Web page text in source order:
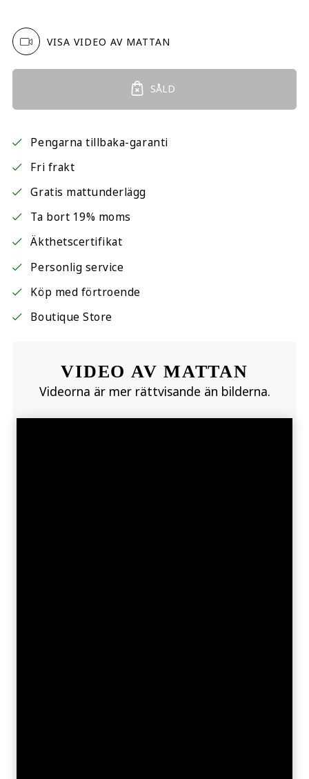
VISA VIDEO AV MATTAN
SÅLD
Pengarna tillbaka-garanti
Fri frakt
Gratis mattunderlägg
Ta bort 19% moms
Äkthetscertifikat
Personlig service
Köp med förtroende
Boutique Store
VIDEO AV MATTAN
Videorna är mer rättvisande än bilderna.